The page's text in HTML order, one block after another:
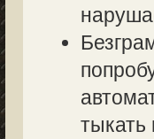
тыкать